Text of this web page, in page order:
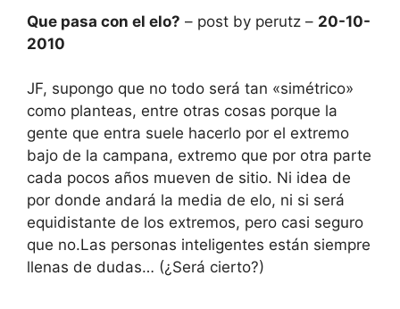
Que pasa con el elo? – post by perutz – 20-10-
2010
JF, supongo que no todo será tan «simétrico»
como planteas, entre otras cosas porque la
gente que entra suele hacerlo por el extremo
bajo de la campana, extremo que por otra parte
cada pocos años mueven de sitio. Ni idea de
por donde andará la media de elo, ni si será
equidistante de los extremos, pero casi seguro
que no.Las personas inteligentes están siempre
llenas de dudas… (¿Será cierto?)